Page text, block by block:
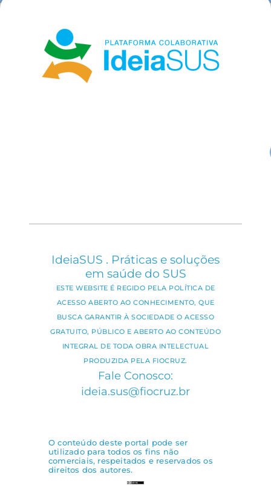
IdeiaSUS . Práticas e soluções
em saúde do SUS
ESTE WEBSITE É REGIDO PELA POLÍTICA DE
ACESSO ABERTO AO CONHECIMENTO, QUE
BUSCA GARANTIR À SOCIEDADE O ACESSO
GRATUITO, PÚBLICO E ABERTO AO CONTEÚDO
INTEGRAL DE TODA OBRA INTELECTUAL
PRODUZIDA PELA FIOCRUZ.
Fale Conosco:
ideia.sus@fiocruz.br
O conteúdo deste portal pode ser
utilizado para todos os fins não
comerciais, respeitados e reservados os
direitos dos autores.